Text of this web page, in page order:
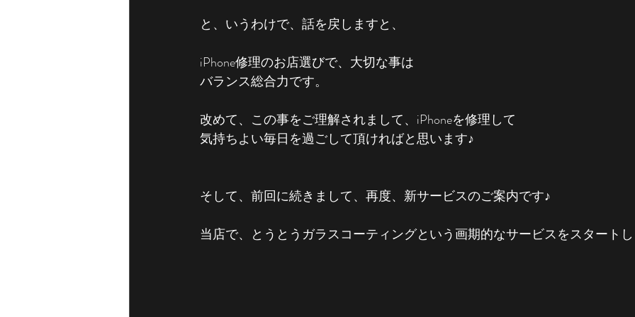
と、いうわけで、話を戻しますと、
iPhone修理のお店選びで、大切な事は
バランス総合力です。
改めて、この事をご理解されまして、iPhoneを修理して
気持ちよい毎日を過ごして頂ければと思います♪
そして、前回に続きまして、再度、新サービスのご案内です♪
当店で、とうとうガラスコーティングという画期的なサービスをスタート